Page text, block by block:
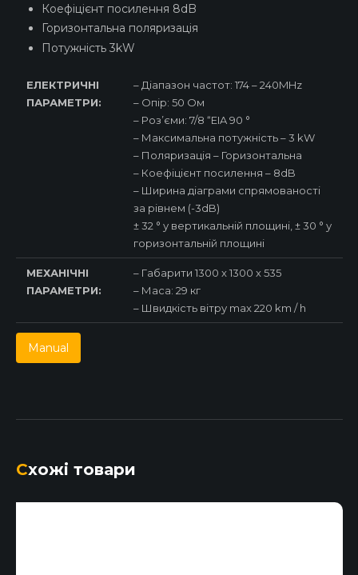
Коефіцієнт посилення 8dB
Горизонтальна поляризація
Потужність 3kW
ЕЛЕКТРИЧНІ
ПАРАМЕТРИ:
– Діапазон частот: 174 – 240MHz
– Опір: 50 Ом
– Роз’єми: 7/8 “EIA 90 °
– Максимальна потужність – 3 kW
– Поляризація – Горизонтальна
– Коефіцієнт посилення – 8dB
– Ширина діаграми спрямованості
за рівнем (-3dB)
± 32 ° у вертикальній площині, ± 30 ° у
горизонтальній площині
МЕХАНІЧНІ
ПАРАМЕТРИ:
– Габарити 1300 x 1300 x 535
– Маса: 29 кг
– Швидкість вітру max 220 km / h
Manual
Схожі товари